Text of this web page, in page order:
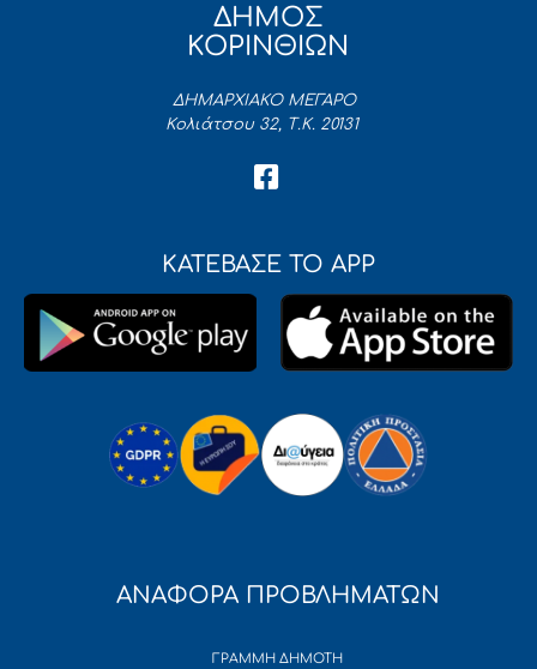
ΔΗΜΟΣ
ΚΟΡΙΝΘΙΩΝ
ΔΗΜΑΡΧΙΑΚΟ ΜΕΓΑΡΟ
Κολιάτσου 32, Τ.Κ. 20131
ΚΑΤΕΒΑΣΕ ΤΟ APP
ΑΝΑΦΟΡΑ ΠΡΟΒΛΗΜΑΤΩΝ
ΓΡΑΜΜΗ ΔΗΜΟΤΗ